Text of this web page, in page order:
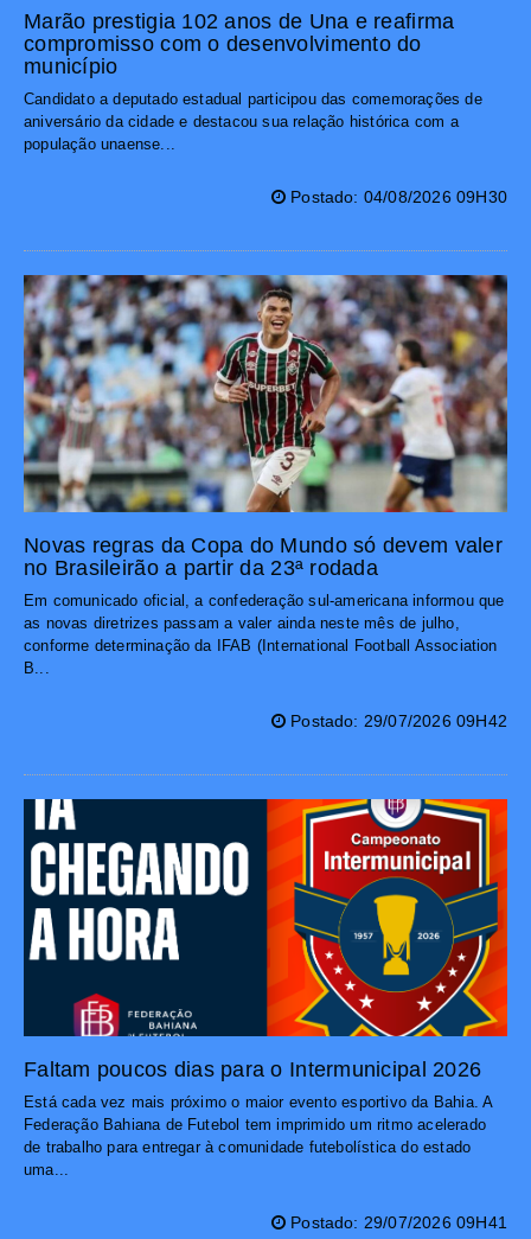
Marão prestigia 102 anos de Una e reafirma
compromisso com o desenvolvimento do
município
Candidato a deputado estadual participou das comemorações de
aniversário da cidade e destacou sua relação histórica com a
população unaense...
Postado: 04/08/2026 09H30
Novas regras da Copa do Mundo só devem valer
no Brasileirão a partir da 23ª rodada
Em comunicado oficial, a confederação sul-americana informou que
as novas diretrizes passam a valer ainda neste mês de julho,
conforme determinação da IFAB (International Football Association
B...
Postado: 29/07/2026 09H42
Faltam poucos dias para o Intermunicipal 2026
Está cada vez mais próximo o maior evento esportivo da Bahia. A
Federação Bahiana de Futebol tem imprimido um ritmo acelerado
de trabalho para entregar à comunidade futebolística do estado
uma...
Postado: 29/07/2026 09H41